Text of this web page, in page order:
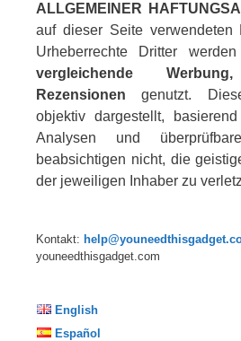
ALLGEMEINER
auf dieser Seite verwendeten
Urheberrechte Dritter
vergleichende
Rezensionen genutzt.
objektiv dargestellt,
Analysen und
beabsichtigen nicht, die
der jeweiligen Inhaber zu
Kontakt:
youneedthisgadget.com
English
Español